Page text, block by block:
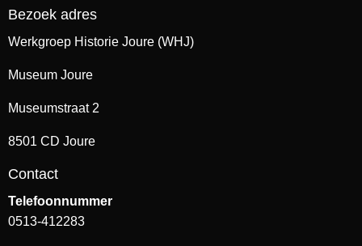
Bezoek adres
Werkgroep Historie Joure (WHJ)
Museum Joure
Museumstraat 2
8501 CD Joure
Contact
Telefoonnummer
0513-412283